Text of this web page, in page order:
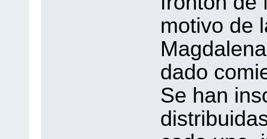
motivo de
dado
Se han